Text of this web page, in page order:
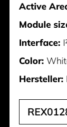
Active
Module
Interface:
Color:
Hersteller: